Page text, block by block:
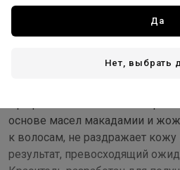
Описание
Совершенная технология и
основе масел макадамии и
к волосам, не раздражает кожу
результат, превосходящий
Да
Нет, выбрать